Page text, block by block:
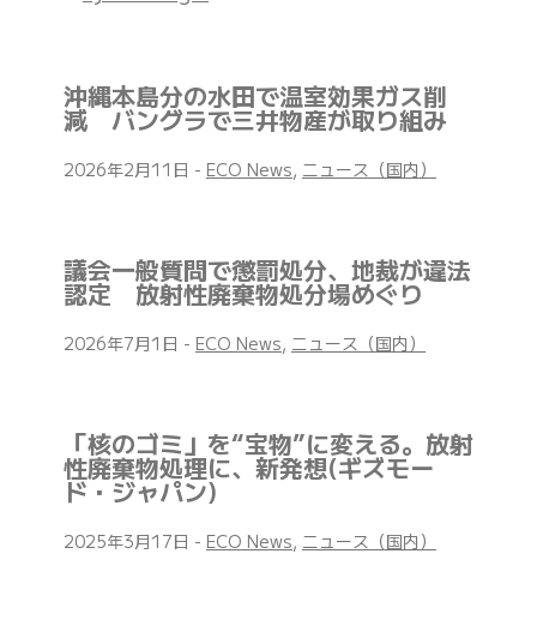
沖縄本島分の水田で温室効果ガス削
減 バングラで三井物産が取り組み
2026年2月11日 - ECO News, ニュース（国内）
議会一般質問で懲罰処分、地裁が違法
認定 放射性廃棄物処分場めぐり
2026年7月1日 - ECO News, ニュース（国内）
「核のゴミ」を“宝物”に変える。放射
性廃棄物処理に、新発想(ギズモー
ド・ジャパン)
2025年3月17日 - ECO News, ニュース（国内）